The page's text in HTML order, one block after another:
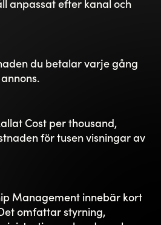
skapa och designa
utifrån dina användare.
och förväntningar på
kan kännas som en snårig
och strategier så
att hitta rätt initiativ
kunder som skapar tillväxt.
om du vill veta mer om hur
digitala marknadsföring.